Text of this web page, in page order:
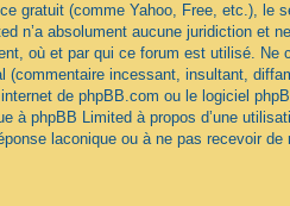
gratuit (comme Yahoo, Free, etc.), le
n’a absolument aucune juridiction et
où et par qui ce forum est utilisé. Ne
(commentaire incessant, insultant,
de phpBB.com ou le logiciel
à phpBB Limited à propos d’une
laconique ou à ne pas recevoir de